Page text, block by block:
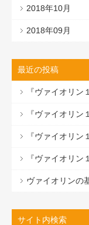
2018年10月
2018年09月
最近の投稿
『ヴァイオリン
『ヴァイオリン
『ヴァイオリン
『ヴァイオリン
ヴァイオリンの
サイト内検索